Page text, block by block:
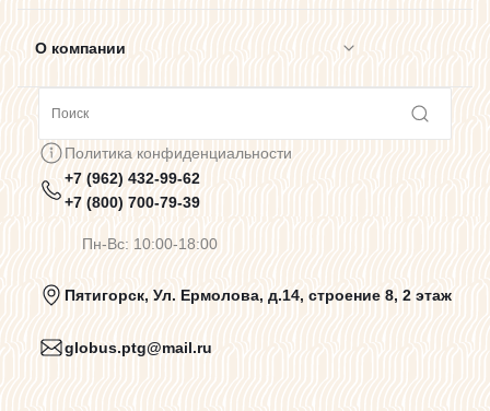
О компании
Предупреждения о цветопередаче
Политика конфиденциальности
Пользовательское соглашение
Политика конфиденциальности
+7 (962) 432-99-62
+7 (800) 700-79-39
Пн-Вс: 10:00-18:00
Пятигорск, Ул. Ермолова, д.14, строение 8, 2 этаж
globus.ptg@mail.ru